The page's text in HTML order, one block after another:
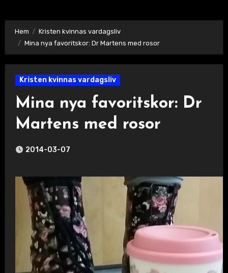
Hem
Kristen kvinnas vardagsliv
Mina nya favoritskor: Dr Martens med rosor
Kristen kvinnas vardagsliv
Mina nya favoritskor: Dr
Martens med rosor
2014-03-07